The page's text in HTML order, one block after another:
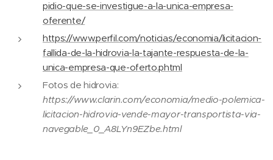
pidio-que-se-investigue-a-la-unica-empresa-
oferente/
https://www.perfil.com/noticias/economia/licitacion-
fallida-de-la-hidrovia-la-tajante-respuesta-de-la-
unica-empresa-que-oferto.phtml
Fotos de hidrovia:
https://www.clarin.com/economia/medio-polemica-
licitacion-hidrovia-vende-mayor-transportista-via-
navegable_0_A8LYn9EZbe.html